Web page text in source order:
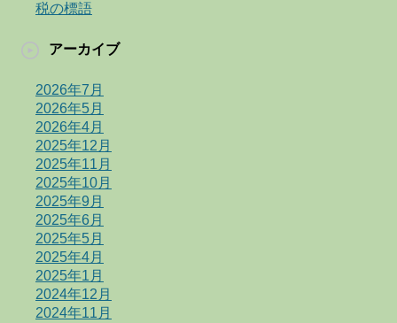
税の標語
アーカイブ
2026年7月
2026年5月
2026年4月
2025年12月
2025年11月
2025年10月
2025年9月
2025年6月
2025年5月
2025年4月
2025年1月
2024年12月
2024年11月